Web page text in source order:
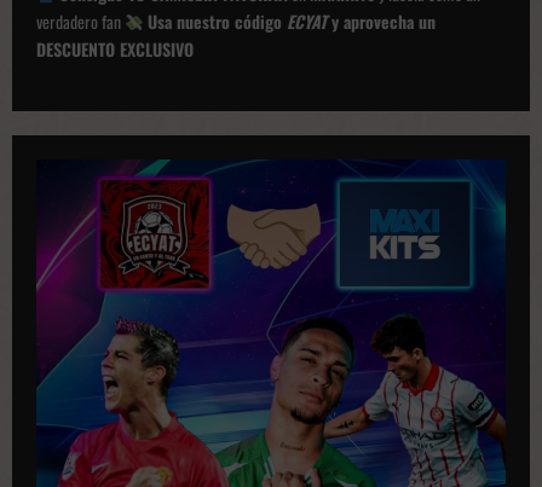
i
ó
d
u
b
c
a
verdadero fan
Usa nuestro código ECYATy aprovecha un
DESCUENTO EXCLUSIVO